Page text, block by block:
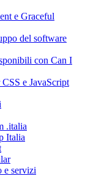
e Graceful
del software
con Can I
e JavaScript
.italia
Italia
e servizi